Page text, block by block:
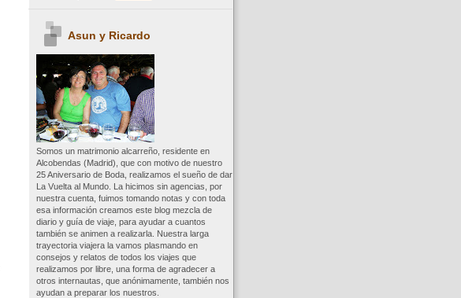
Asun y Ricardo
Somos un matrimonio alcarreño, residente en
Alcobendas (Madrid), que con motivo de nuestro
25 Aniversario de Boda, realizamos el sueño de dar
La Vuelta al Mundo. La hicimos sin agencias, por
nuestra cuenta, fuimos tomando notas y con toda
esa información creamos este blog mezcla de
diario y guía de viaje, para ayudar a cuantos
también se animen a realizarla. Nuestra larga
trayectoria viajera la vamos plasmando en
consejos y relatos de todos los viajes que
realizamos por libre, una forma de agradecer a
otros internautas, que anónimamente, también nos
ayudan a preparar los nuestros.